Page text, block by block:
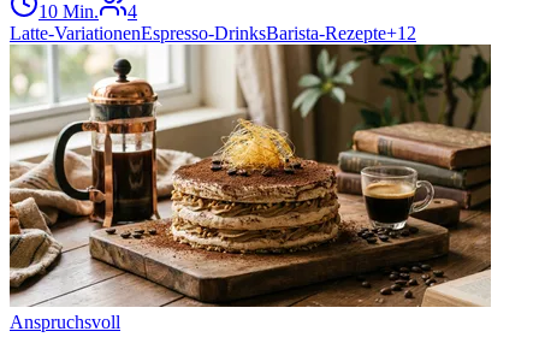
10 Min.
4
Latte-VariationenEspresso-DrinksBarista-Rezepte+12
Anspruchsvoll